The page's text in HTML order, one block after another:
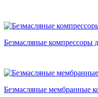
Безмасляные компрессоры
Безмасляные мембранные